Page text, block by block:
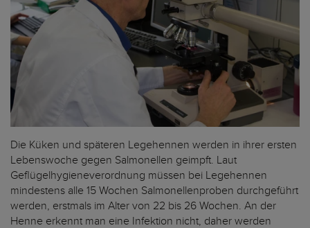
Die Küken und späteren Legehennen werden in ihrer ersten
Lebenswoche gegen Salmonellen geimpft. Laut
Geflügelhygieneverordnung müssen bei Legehennen
mindestens alle 15 Wochen Salmonellenproben durchgeführt
werden, erstmals im Alter von 22 bis 26 Wochen. An der
Henne erkennt man eine Infektion nicht, daher werden